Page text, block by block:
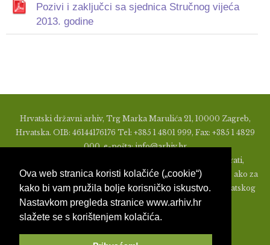
Ova web stranica koristi kolačiće („cookie“)
kako bi vam pružila bolje korisničko iskustvo.
Nastavkom pregleda stranice www.arhiv.hr
slažete se s korištenjem kolačića.
Pozivi i zaključci sa sjednica Stručnog vijeća
2013. godine
Hrvatski državni arhiv, Trg Marka Marulića 21, 10000 Zagreb,
Hrvatska. OIB: 46144176176 Tel: +385 1 4801 999, Fax: +385 1 4829
000, e-pošta: info@arhiv.hr
Zabranjeno je u bilo kojem obliku objavljivati, distribuirati,
mijenjati ili na ikoji način koristiti materijale s ovih stranica, ako za
to nije prethodno izdato pismeno odobrenje od strane Hrvatskog
državnog arhiva.